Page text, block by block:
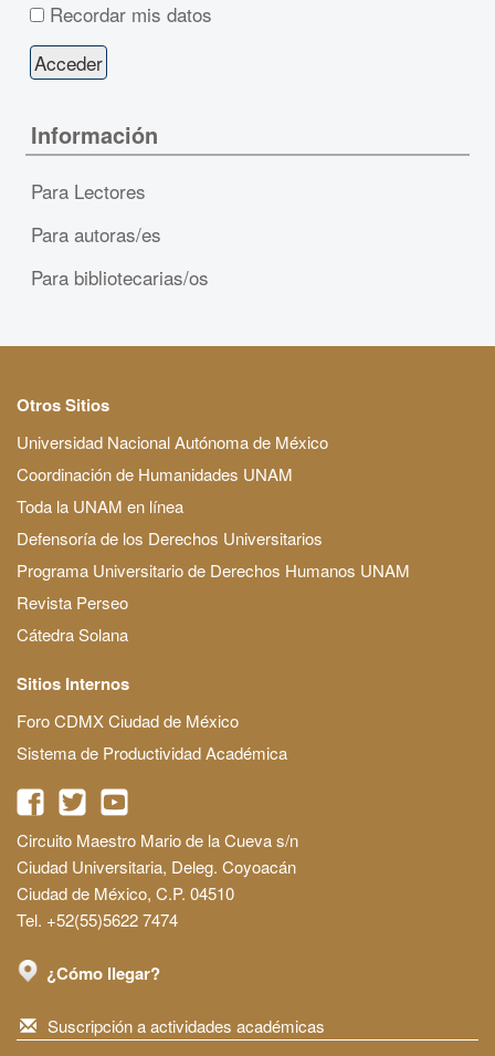
Recordar mis datos
Información
Para Lectores
Para autoras/es
Para bibliotecarias/os
Otros Sitios
Universidad Nacional Autónoma de México
Coordinación de Humanidades UNAM
Toda la UNAM en línea
Defensoría de los Derechos Universitarios
Programa Universitario de Derechos Humanos UNAM
Revista Perseo
Cátedra Solana
Sitios Internos
Foro CDMX Ciudad de México
Sistema de Productividad Académica
Circuito Maestro Mario de la Cueva s/n
Ciudad Universitaria, Deleg. Coyoacán
Ciudad de México, C.P. 04510
Tel. +52(55)5622 7474
¿Cómo llegar?
Suscripción a actividades académicas